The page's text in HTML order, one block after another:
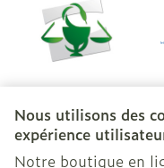
Nous utilisons des
expérience
Notre boutique en
Liens légaux